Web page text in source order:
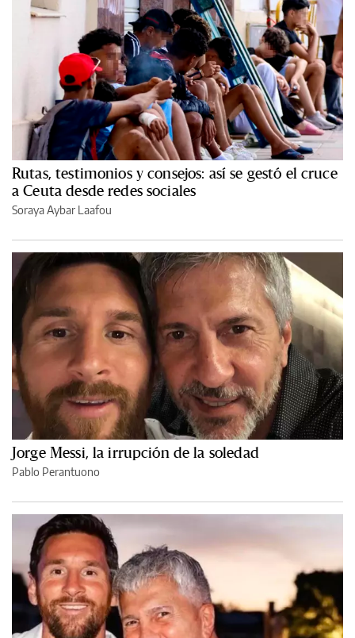
Rutas, testimonios y consejos: así se gestó el cruce
a Ceuta desde redes sociales
Soraya Aybar Laafou
Jorge Messi, la irrupción de la soledad
Pablo Perantuono